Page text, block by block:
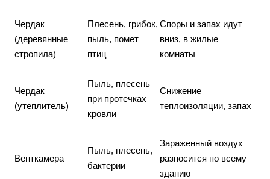
Чердак
(деревянные
стропила)
Плесень, грибок,
пыль, помет
птиц
Споры и запах идут
вниз, в жилые
комнаты
Чердак
(утеплитель)
Пыль, плесень
при протечках
кровли
Снижение
теплоизоляции, запах
Венткамера
Пыль, плесень,
бактерии
Зараженный воздух
разносится по всему
зданию